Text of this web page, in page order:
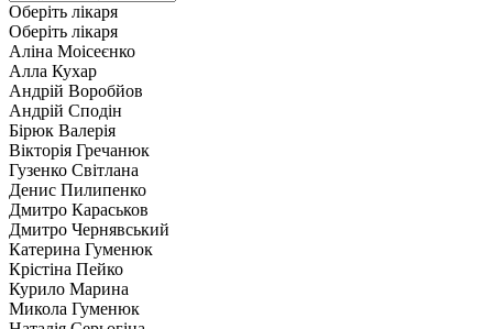
Оберіть лікаря
Оберіть лікаря
Аліна Моісеєнко
Алла Кухар
Андрій Воробйов
Андрій Сподін
Бірюк Валерія
Вікторія Гречанюк
Гузенко Світлана
Денис Пилипенко
Дмитро Караськов
Дмитро Чернявський
Катерина Гуменюк
Крістіна Пейко
Курило Марина
Микола Гуменюк